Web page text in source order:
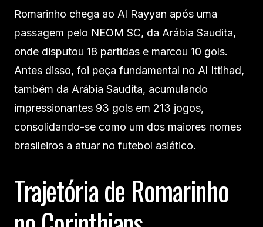
Romarinho chega ao Al Rayyan após uma
passagem pelo NEOM SC, da Arábia Saudita,
onde disputou 18 partidas e marcou 10 gols.
Antes disso, foi peça fundamental no Al Ittihad,
também da Arábia Saudita, acumulando
impressionantes 93 gols em 213 jogos,
consolidando-se como um dos maiores nomes
brasileiros a atuar no futebol asiático.
Trajetória de Romarinho